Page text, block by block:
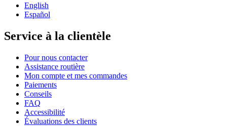
English
Español
Service à la clientèle
Pour nous contacter
Assistance routière
Mon compte et mes commandes
Paiements
Conseils
FAQ
Accessibilité
Évaluations des clients